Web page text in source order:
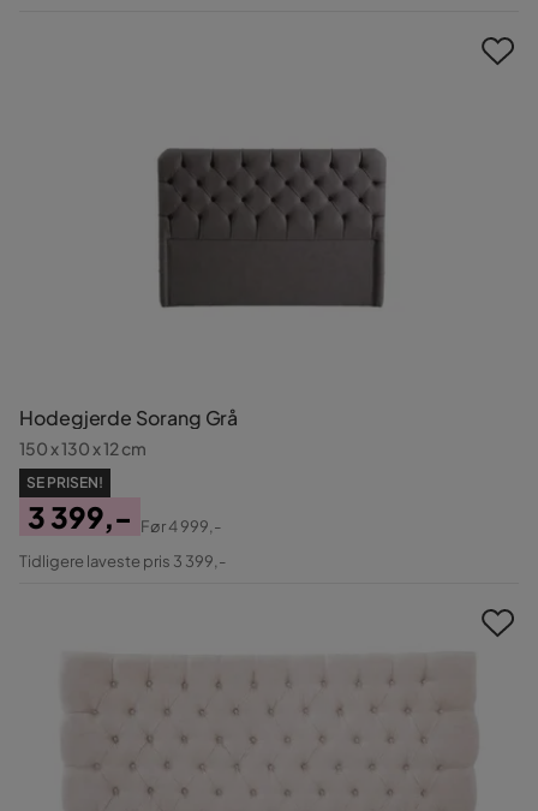
Hodegjerde Sorang Grå
150 x 130 x 12 cm
SE PRISEN!
Pris
3 399,-
Original
Før4 999,-
Tidligere laveste pris 3 399,-